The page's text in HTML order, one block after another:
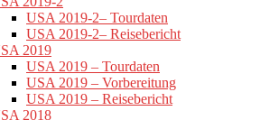
USA 2019-2– Tourdaten
USA 2019-2– Reisebericht
2019
USA 2019 – Tourdaten
USA 2019 – Vorbereitung
USA 2019 – Reisebericht
2018